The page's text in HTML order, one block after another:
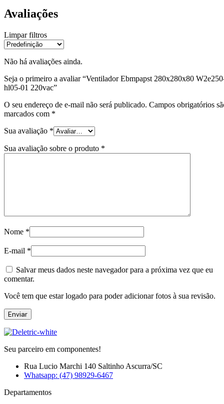
Avaliações
Limpar filtros
Não há avaliações ainda.
Seja o primeiro a avaliar “Ventilador Ebmpapst 280x280x80
hl05-01 220vac”
O seu endereço de e-mail não será publicado. Campos obrigatórios
marcados com *
Sua avaliação *
Sua avaliação sobre o produto *
Nome *
E-mail *
Salvar meus dados neste navegador para a próxima vez que eu
comentar.
Você tem que estar logado para poder adicionar fotos à sua revisão.
Seu parceiro em componentes!
Rua Lucio Marchi 140 Saltinho Ascurra/SC
Whatsapp: (47) 98929-6467
Departamentos